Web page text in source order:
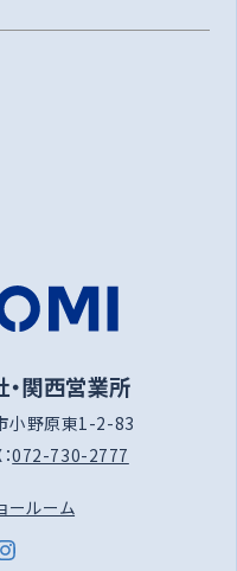
関西営業所
小野原東1-2-83
072-730-2777
ールーム